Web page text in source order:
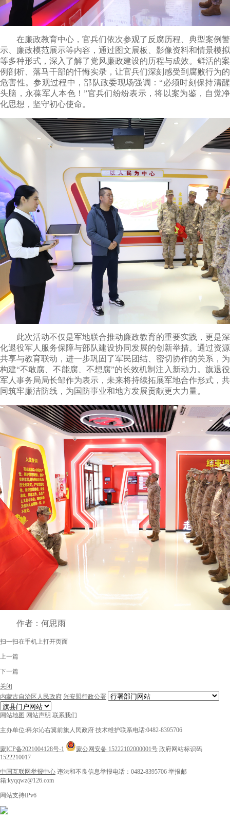
在廉政教育中心，官兵们依次参观了反腐历程、典型案例警
示、廉政模范展示等内容 ，通过图文展板、影像资料和情景模拟
等多种形式，深入了解了党风廉政建设的历程与成效。鲜活的案
例剖析、落马干部的忏悔实录，让官兵们深刻感受到腐败行为的
危害性。参观过程中，部队政委现场强调：“必须时刻保持清醒
头脑，永葆军人本色！”官兵们纷纷表示，将以案为鉴，自觉净
化思想，坚守初心使命。
此次活动不仅是军地联合推动廉政教育的重要实践，更是深
化退役军人服务保障与部队建设协同发展的创新举措。通过资源
共享与教育联动，进一步巩固了军民团结、密切协作的关系，为
构建“不敢腐、不能腐、不想腐”的长效机制注入新动力。旗退役
军人事务局局长邹作为表示，未来将持续拓展军地合作形式，共
同筑牢廉洁防线，为国防事业和地方发展贡献更大力量。
作者：何思雨
扫一扫在手机上打开页面
上一篇
下一篇
关闭
内蒙古自治区人民政府 兴安盟行政公署
网站地图 网站声明 联系我们
主办单位:科尔沁右翼前旗人民政府 技术维护联系电话:0482-8395706
蒙ICP备2021004128号-1 蒙公网安备 15222102000001号 政府网站标识码
1522210017
中国互联网举报中心 违法和不良信息举报电话：0482-8395706 举报邮
箱:kyqqwz@126.com
网站支持IPv6